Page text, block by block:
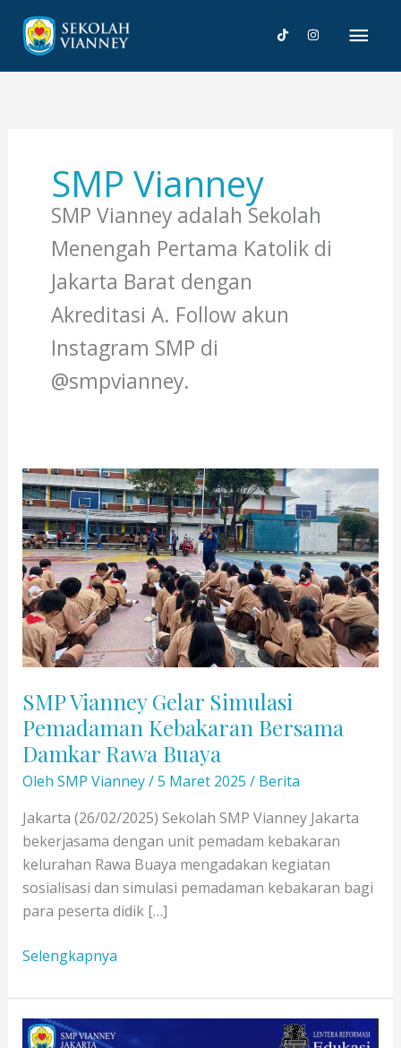
konten
SMP Vianney
SMP Vianney adalah Sekolah
Menengah Pertama Katolik di
Jakarta Barat dengan
Akreditasi A. Follow akun
Instagram SMP di
@smpvianney.
SMP Vianney Gelar Simulasi
Pemadaman Kebakaran Bersama
Damkar Rawa Buaya
Oleh SMP Vianney/5 Maret 2025 / Berita
Jakarta (26/02/2025) Sekolah SMP Vianney Jakarta
bekerjasama dengan unit pemadam kebakaran
kelurahan Rawa Buaya mengadakan kegiatan
sosialisasi dan simulasi pemadaman kebakaran bagi
para peserta didik […]
SMP
Gelar
Simulasi
Selengkapnya